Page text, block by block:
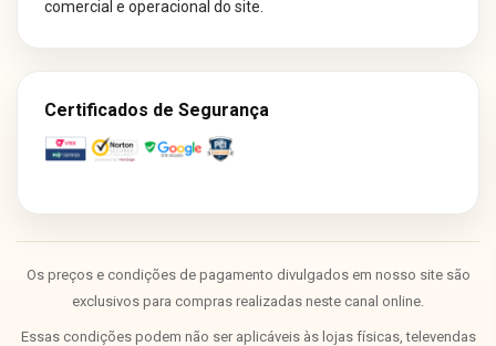
comercial e operacional do site.
Certificados de Segurança
Os preços e condições de pagamento divulgados em nosso site são
exclusivos para compras realizadas neste canal online.
Essas condições podem não ser aplicáveis às lojas físicas, televendas